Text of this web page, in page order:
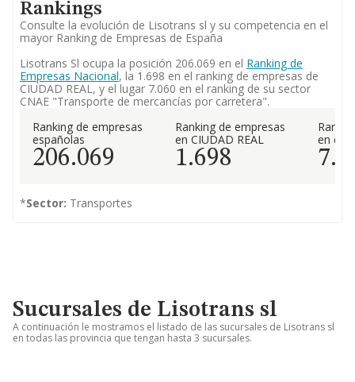
Rankings
Consulte la evolución de Lisotrans sl y su competencia en el
mayor Ranking de Empresas de España
Lisotrans Sl ocupa la posición 206.069 en el Ranking de
Empresas Nacional, la 1.698 en el ranking de empresas de
CIUDAD REAL, y el lugar 7.060 en el ranking de su sector
CNAE "Transporte de mercancías por carretera".
Ranking de empresas
españolas
206.069
Ranking de empresas
en CIUDAD REAL
1.698
en el
*Sector: Transportes
Sucursales de Lisotrans sl
A continuación le mostramos el listado de las sucursales de Lisotrans sl
en todas las provincia que tengan hasta 3 sucursales.